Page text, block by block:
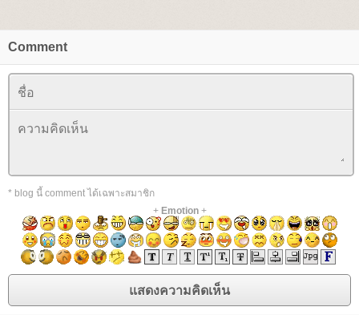
Comment
* blog นี้ comment ได้เฉพาะสมาชิก
+ Emotion+